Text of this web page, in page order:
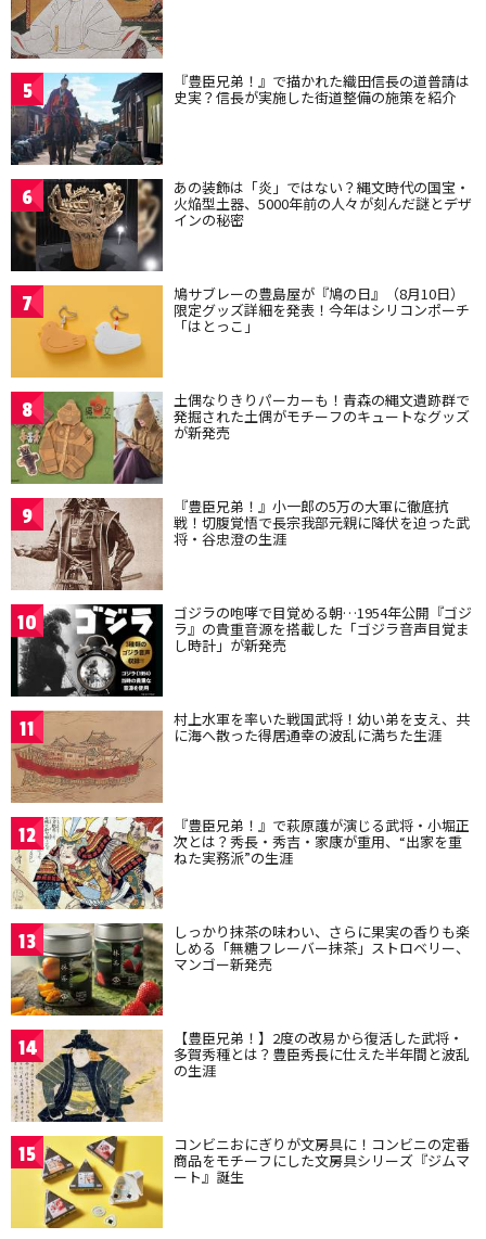
5 『豊臣兄弟！』で描かれた織田信長の道普請は
史実？信長が実施した街道整備の施策を紹介
6 あの装飾は「炎」ではない？縄文時代の国宝・
火焔型土器、5000年前の人々が刻んだ謎とデザ
インの秘密
7 鳩サブレーの豊島屋が『鳩の日』（8月10日）
限定グッズ詳細を発表！今年はシリコンポーチ
「はとっこ」
8 土偶なりきりパーカーも！青森の縄文遺跡群で
発掘された土偶がモチーフのキュートなグッズ
が新発売
9 『豊臣兄弟！』小一郎の5万の大軍に徹底抗
戦！切腹覚悟で長宗我部元親に降伏を迫った武
将・谷忠澄の生涯
10 ゴジラの咆哮で目覚める朝…1954年公開『ゴジ
ラ』の貴重音源を搭載した「ゴジラ音声目覚ま
し時計」が新発売
11 村上水軍を率いた戦国武将！幼い弟を支え、共
に海へ散った得居通幸の波乱に満ちた生涯
12 『豊臣兄弟！』で萩原護が演じる武将・小堀正
次とは？秀長・秀吉・家康が重用、“出家を重
ねた実務派”の生涯
13 しっかり抹茶の味わい、さらに果実の香りも楽
しめる「無糖フレーバー抹茶」ストロベリー、
マンゴー新発売
14 【豊臣兄弟！】2度の改易から復活した武将・
多賀秀種とは？豊臣秀長に仕えた半年間と波乱
の生涯
15 コンビニおにぎりが文房具に！コンビニの定番
商品をモチーフにした文房具シリーズ『ジムマ
ート』誕生